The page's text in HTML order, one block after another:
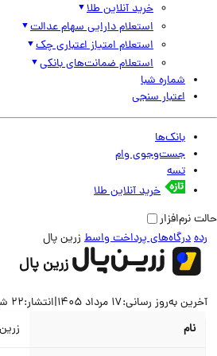
خرید آنلاین طلا
استعلام دارایی سهام عدالت
استعلام امتیاز اعتباری چک
استعلام ضمانت‌های بانکی
شماره شبا
اعتبار سنجی
بانک‌ها
جست‌وجوی وام
تسه
خرید آنلاین طلا
درگاه‌های پرداخت واسطزرین پال
زرین پال
به‌روز رسانی:17 مرداد 1405 |انتشار:22 شهریور 1404
زرین پال